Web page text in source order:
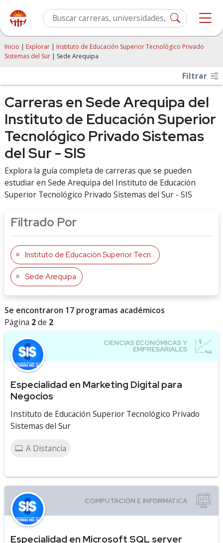
Inicio | Explorar | Instituto de Educación Superior Tecnológico Privado
Sistemas del Sur | Sede Arequipa
Filtrar
Carreras en Sede Arequipa del
Instituto de Educación Superior
Tecnológico Privado Sistemas
del Sur - SIS
Explora la guía completa de carreras que se pueden
estudiar en Sede Arequipa del Instituto de Educación
Superior Tecnológico Privado Sistemas del Sur - SIS
Filtrado Por
Instituto de Educación Superior Tecnológico Privado Sistemas del Sur
Sede Arequipa
Se encontraron 17 programas académicos
Página 2de 2
Especialidad en Marketing Digital para
Negocios
Instituto de Educación Superior Tecnológico Privado
Sistemas del Sur
A Distancia
Especialidad en Microsoft SQL server